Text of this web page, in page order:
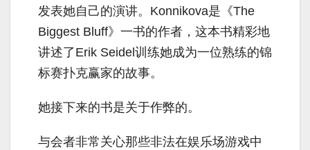
发表她自己的演讲。Konnikova是《The
Biggest Bluff》一书的作者，这本书精彩地
讲述了Erik Seidel 训练她成为一位熟练的锦
标赛扑克赢家的故事。
她接下来的书是关于作弊的。
与会者非常关心那些非法在娱乐场游戏中